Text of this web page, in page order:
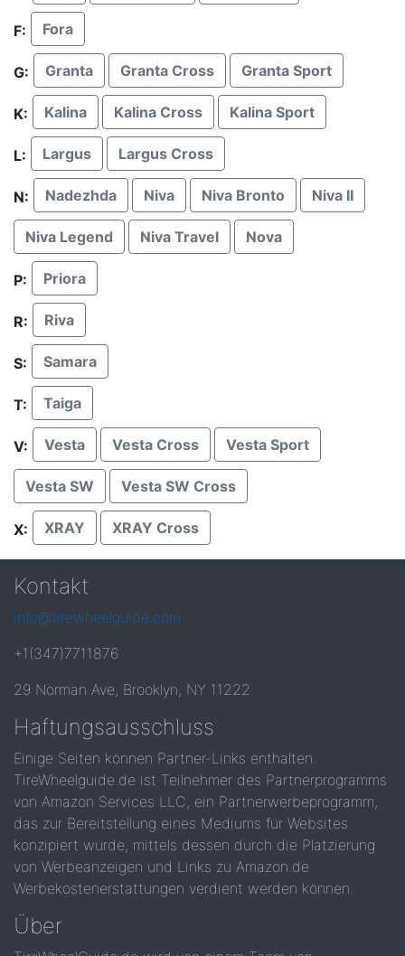
F: Fora
G: Granta Granta Cross Granta Sport
K: Kalina Kalina Cross Kalina Sport
L: Largus Largus Cross
N: Nadezhda Niva Niva Bronto Niva II
Niva Legend Niva Travel Nova
P: Priora
R: Riva
S: Samara
T: Taiga
V: Vesta Vesta Cross Vesta Sport
Vesta SW Vesta SW Cross
X: XRAY XRAY Cross
Kontakt
info@tirewheelguide.com
+1(347)7711876
29 Norman Ave, Brooklyn, NY 11222
Haftungsausschluss
Einige Seiten können Partner-Links enthalten.
TireWheelguide.de ist Teilnehmer des Partnerprogramms
von Amazon Services LLC, ein Partnerwerbeprogramm,
das zur Bereitstellung eines Mediums für Websites
konzipiert wurde, mittels dessen durch die Platzierung
von Werbeanzeigen und Links zu Amazon.de
Werbekostenerstattungen verdient werden können.
Über